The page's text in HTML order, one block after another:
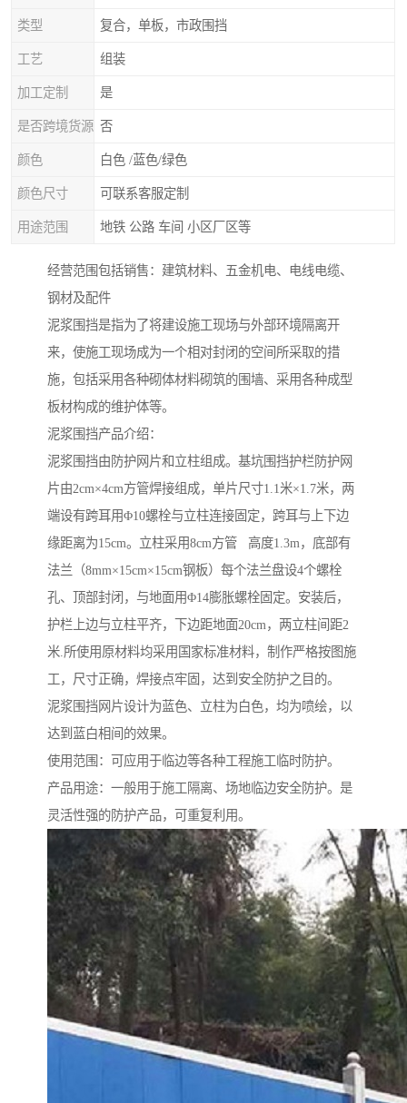
类型 复合，单板，市政围挡
工艺 组装
加工定制 是
是否跨境货源 否
颜色 白色 /蓝色/绿色
颜色尺寸 可联系客服定制
用途范围 地铁 公路 车间 小区厂区等
经营范围包括销售：建筑材料、五金机电、电线电缆、
钢材及配件
泥浆围挡是指为了将建设施工现场与外部环境隔离开
来，使施工现场成为一个相对封闭的空间所采取的措
施，包括采用各种砌体材料砌筑的围墙、采用各种成型
板材构成的维护体等。
泥浆围挡产品介绍：
泥浆围挡由防护网片和立柱组成。基坑围挡护栏防护网
片由2cm×4cm方管焊接组成，单片尺寸1.1米×1.7米，两
端设有跨耳用Φ10螺栓与立柱连接固定，跨耳与上下边
缘距离为15cm。立柱采用8cm方管 高度1.3m，底部有
法兰（8mm×15cm×15cm钢板）每个法兰盘设4个螺栓
孔、顶部封闭，与地面用Φ14膨胀螺栓固定。安装后，
护栏上边与立柱平齐，下边距地面20cm，两立柱间距2
米.所使用原材料均采用国家标准材料，制作严格按图施
工，尺寸正确，焊接点牢固，达到安全防护之目的。
泥浆围挡网片设计为蓝色、立柱为白色，均为喷绘，以
达到蓝白相间的效果。
使用范围：可应用于临边等各种工程施工临时防护。
产品用途：一般用于施工隔离、场地临边安全防护。是
灵活性强的防护产品，可重复利用。